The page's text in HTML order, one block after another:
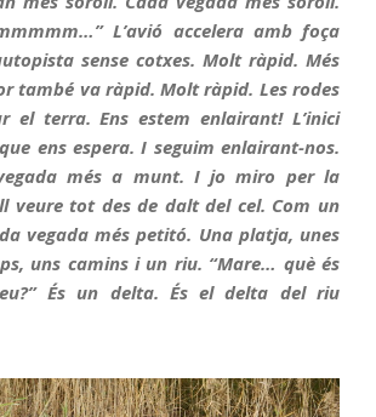
L’avió accelera amb foça
sense cotxes. Molt ràpid. Més
també va ràpid. Molt ràpid. Les rodes
el terra. Ens estem enlairant! L’inici
ens espera. I seguim enlairant-nos.
més a munt. I jo miro per la
veure tot des de dalt del cel. Com un
vegada més petitó. Una platja, unes
uns camins i un riu. “Mare… què és
És un delta. És el delta del riu